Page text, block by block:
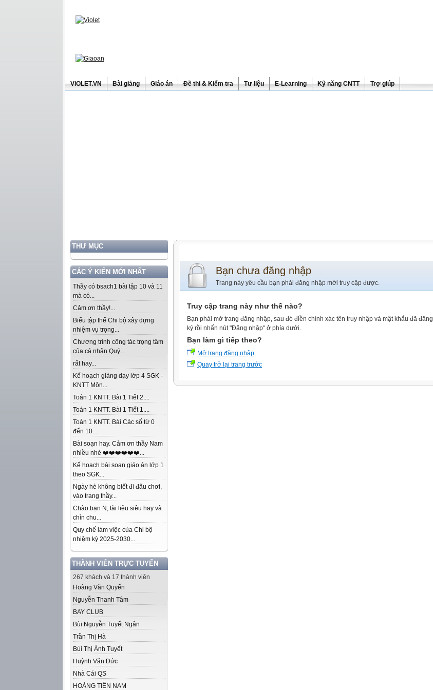
ViOLET.VN Bài giảng Giáo án Đề thi & Kiểm tra Tư liệu E-Learning Kỹ năng CNTT Trợ giúp
THƯ MỤC
CÁC Ý KIẾN MỚI NHẤT
Thầy có bsach1 bài tập 10 và 11
mà có...
Cảm ơn thầy!...
Biểu tập thể Chi bộ xây dựng
nhiệm vụ trọng...
Chương trình công tác trọng tâm
của cá nhân Quý...
rất hay...
Kế hoạch giảng dạy lớp 4 SGK -
KNTT Môn...
Toán 1 KNTT. Bài 1 Tiết 2....
Toán 1 KNTT. Bài 1 Tiết 1....
Toán 1 KNTT. Bài Các số từ 0
đến 10...
Bài soạn hay. Cảm ơn thầy Nam
nhiều nhé ❤️❤️❤️❤️❤️❤️...
Kế hoạch bài soạn giáo án lớp 1
theo SGK...
Ngày hè không biết đi đâu chơi,
vào trang thầy...
Chào bạn N, tài liệu siêu hay và
chỉn chu...
Quy chế làm việc của Chi bộ
nhiệm kỳ 2025-2030...
THÀNH VIÊN TRỰC TUYẾN
267 khách và 17 thành viên
Hoàng Văn Quyến
Nguyễn Thanh Tâm
BAY CLUB
Bùi Nguyễn Tuyết Ngân
Trần Thị Hà
Bùi Thị Ánh Tuyết
Huỳnh Văn Đức
Nhà Cái QS
HOÀNG TIẾN NAM
Bạn chưa đăng nhập
Trang này yêu cầu bạn phải đăng nhập mới truy cập được.
Truy cập trang này như thế nào?
Bạn phải mở trang đăng nhập, sau đó điền chính xác tên truy nhập và mật khẩu đã đăng
ký rồi nhấn nút "Đăng nhập" ở phía dưới.
Bạn làm gì tiếp theo?
Mở trang đăng nhập
Quay trở lại trang trước